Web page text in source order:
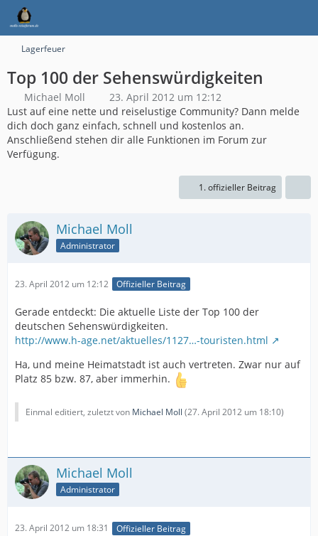
Lagerfeuer
Top 100 der Sehenswürdigkeiten
Michael Moll
23. April 2012 um 12:12
Lust auf eine nette und reiselustige Community? Dann melde
dich doch ganz einfach, schnell und kostenlos an.
Anschließend stehen dir alle Funktionen im Forum zur
Verfügung.
1. offizieller Beitrag
Michael Moll
Administrator
23. April 2012 um 12:12 Offizieller Beitrag
Gerade entdeckt: Die aktuelle Liste der Top 100 der
deutschen Sehenswürdigkeiten.
http://www.h-age.net/aktuelles/1127…-touristen.html
Ha, und meine Heimatstadt ist auch vertreten. Zwar nur auf
Platz 85 bzw. 87, aber immerhin.
Einmal editiert, zuletzt von Michael Moll (27. April 2012 um 18:10)
Michael Moll
Administrator
23. April 2012 um 18:31 Offizieller Beitrag